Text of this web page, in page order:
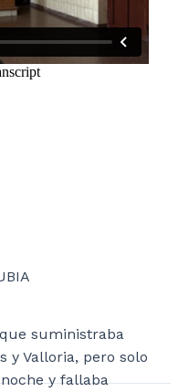
suministraba
y Valloria, pero solo
y fallaba